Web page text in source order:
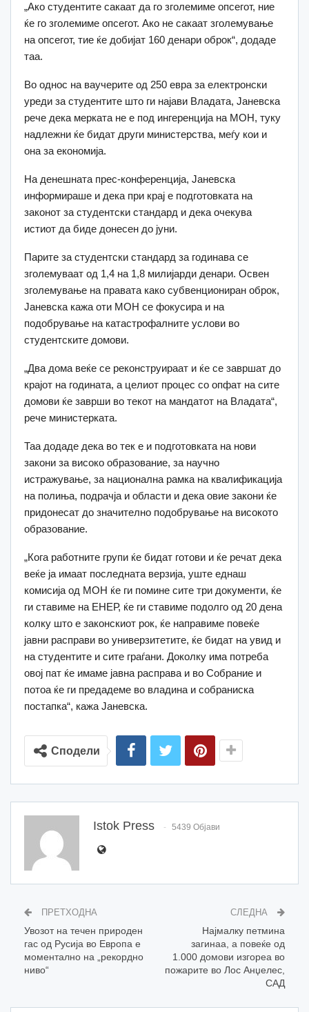
„Ако студентите сакаат да го зголемиме опсегот, ние
ќе го зголемиме опсегот. Ако не сакаат зголемување
на опсегот, тие ќе добијат 160 денари оброк“, додаде
таа.
Во однос на ваучерите од 250 евра за електронски
уреди за студентите што ги најави Владата, Јаневска
рече дека мерката не е под ингеренција на МОН, туку
надлежни ќе бидат други министерства, меѓу кои и
она за економија.
На денешната прес-конференција, Јаневска
информираше и дека при крај е подготовката на
законот за студентски стандард и дека очекува
истиот да биде донесен до јуни.
Парите за студентски стандард за годинава се
зголемуваат од 1,4 на 1,8 милијарди денари. Освен
зголемување на правата како субвенциониран оброк,
Јаневска кажа оти МОН се фокусира и на
подобрување на катастрофалните услови во
студентските домови.
„Два дома веќе се реконструираат и ќе се завршат до
крајот на годината, а целиот процес со опфат на сите
домови ќе заврши во текот на мандатот на Владата“,
рече министерката.
Таа додаде дека во тек е и подготовката на нови
закони за високо образование, за научно
истражување, за национална рамка на квалификација
на полиња, подрачја и области и дека овие закони ќе
придонесат до значително подобрување на високото
образование.
„Кога работните групи ќе бидат готови и ќе речат дека
веќе ја имаат последната верзија, уште еднаш
комисија од МОН ќе ги помине сите три документи, ќе
ги ставиме на ЕНЕР, ќе ги ставиме подолго од 20 дена
колку што е законскиот рок, ќе направиме повеќе
јавни расправи во универзитетите, ќе бидат на увид и
на студентите и сите граѓани. Доколку има потреба
овој пат ќе имаме јавна расправа и во Собрание и
потоа ќе ги предадеме во владина и собраниска
постапка“, кажа Јаневска.
Сподели
Istok Press 5439 Објави
ПРЕТХОДНА
Увозот на течен природен
гас од Русија во Европа е
моментално на „рекордно
ниво“
СЛЕДНА
Најмалку петмина
загинаа, а повеќе од
1.000 домови изгореа во
пожарите во Лос Анџелес,
САД